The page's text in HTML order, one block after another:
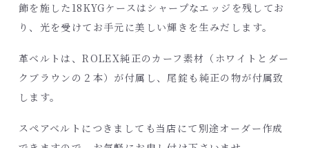
飾を施した18KYGケースはシャープなエッジを残してお
り、光を受けてお手元に美しい輝きを生みだします。
革ベルトは、ROLEX純正のカーフ素材（ホワイトとダー
クブラウンの２本）が付属し、尾錠も純正の物が付属致
します。
スペアベルトにつきましても当店にて別途オーダー作成